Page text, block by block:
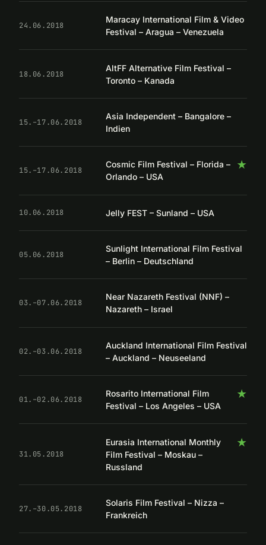
24.06.2018
Maracay International Film & Video
Festival – Aragua – Venezuela
18.06.2018
AltFF Alternative Film Festival –
Toronto – Kanada
15.–17.06.2018
Asia Independent – Bangalore –
Indien
15.–17.06.2018 ★
Cosmic Film Festival – Florida –
Orlando – USA
10.06.2018 Jelly FEST – Sunland – USA
05.06.2018
Sunlight International Film Festival
– Berlin – Deutschland
03.–07.06.2018
Near Nazareth Festival (NNF) –
Nazareth – Israel
02.–03.06.2018
Auckland International Film Festival
– Auckland – Neuseeland
01.–02.06.2018 ★
Rosarito International Film
Festival – Los Angeles – USA
31.05.2018
★
Eurasia International Monthly
Film Festival – Moskau –
Russland
27.–30.05.2018
Solaris Film Festival – Nizza –
Frankreich